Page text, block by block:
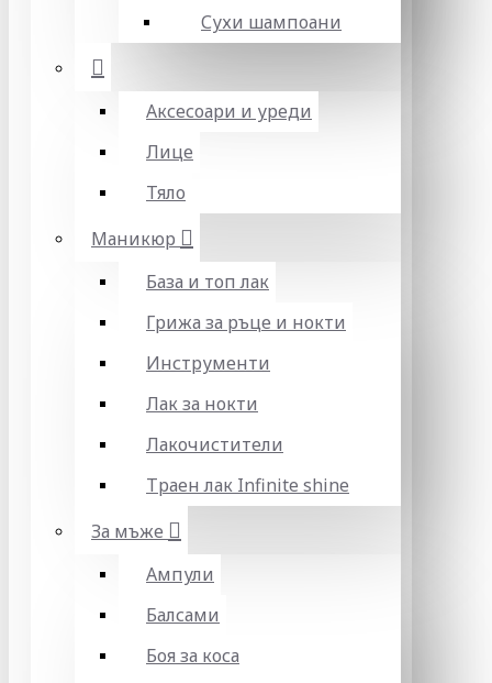
Сухи шампоани
Аксесоари и уреди
Лице
Тяло
Маникюр
База и топ лак
Грижа за ръце и нокти
Инструменти
Лак за нокти
Лакочистители
Траен лак Infinite shine
За мъже
Ампули
Балсами
Боя за коса